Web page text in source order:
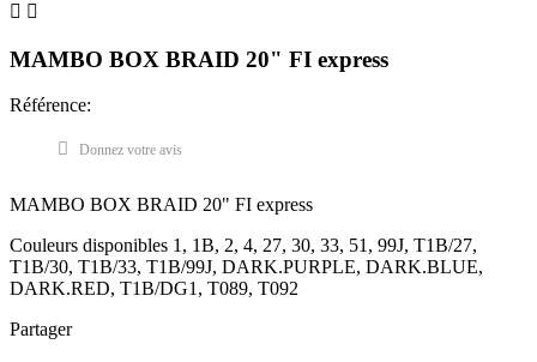
 
MAMBO BOX BRAID 20" FI express
Référence:
Donnez votre avis
MAMBO BOX BRAID 20" FI express
Couleurs disponibles 1, 1B, 2, 4, 27, 30, 33, 51, 99J, T1B/27,
T1B/30, T1B/33, T1B/99J, DARK.PURPLE, DARK.BLUE,
DARK.RED, T1B/DG1, T089, T092
Partager